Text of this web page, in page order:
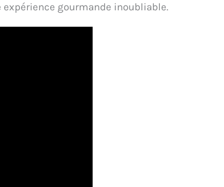
gourmande inoubliable.